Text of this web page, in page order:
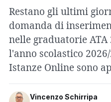
Restano gli ultimi
domanda di
nelle graduatorie
l'anno scolastico
Istanze Online sono
Vincenzo Schirripa